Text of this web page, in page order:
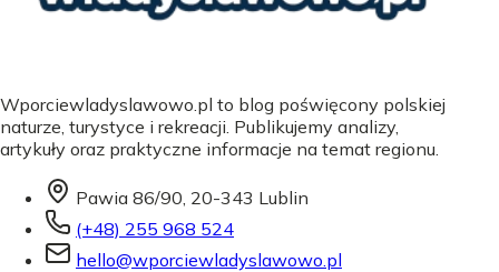
Wporciewladyslawowo.pl to blog poświęcony polskiej
naturze, turystyce i rekreacji. Publikujemy analizy,
artykuły oraz praktyczne informacje na temat regionu.
Pawia 86/90, 20-343 Lublin
(+48) 255 968 524
hello@wporciewladyslawowo.pl